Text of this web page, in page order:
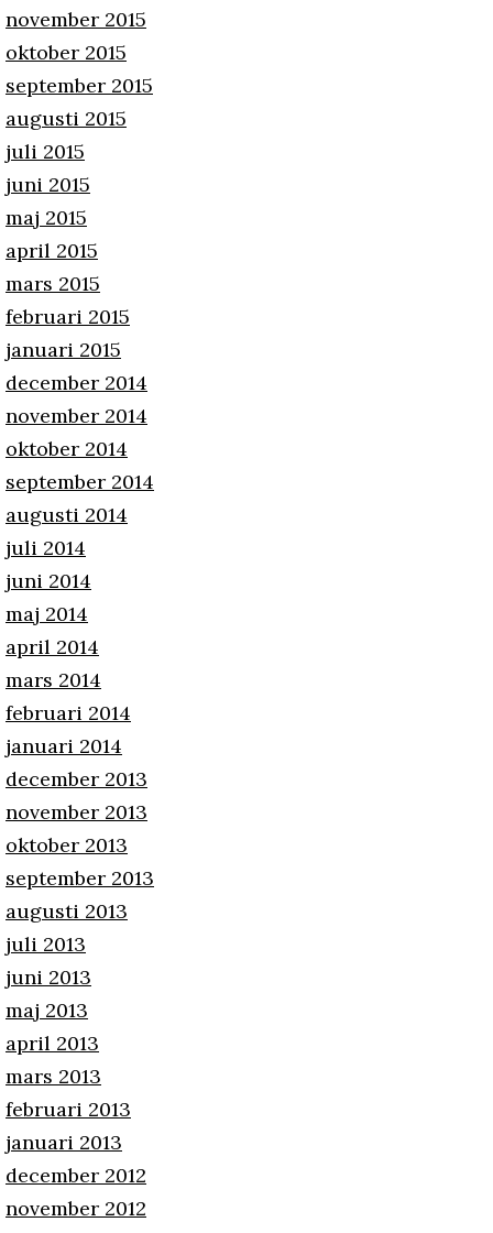
november 2015
oktober 2015
september 2015
augusti 2015
juli 2015
juni 2015
maj 2015
april 2015
mars 2015
februari 2015
januari 2015
december 2014
november 2014
oktober 2014
september 2014
augusti 2014
juli 2014
juni 2014
maj 2014
april 2014
mars 2014
februari 2014
januari 2014
december 2013
november 2013
oktober 2013
september 2013
augusti 2013
juli 2013
juni 2013
maj 2013
april 2013
mars 2013
februari 2013
januari 2013
december 2012
november 2012